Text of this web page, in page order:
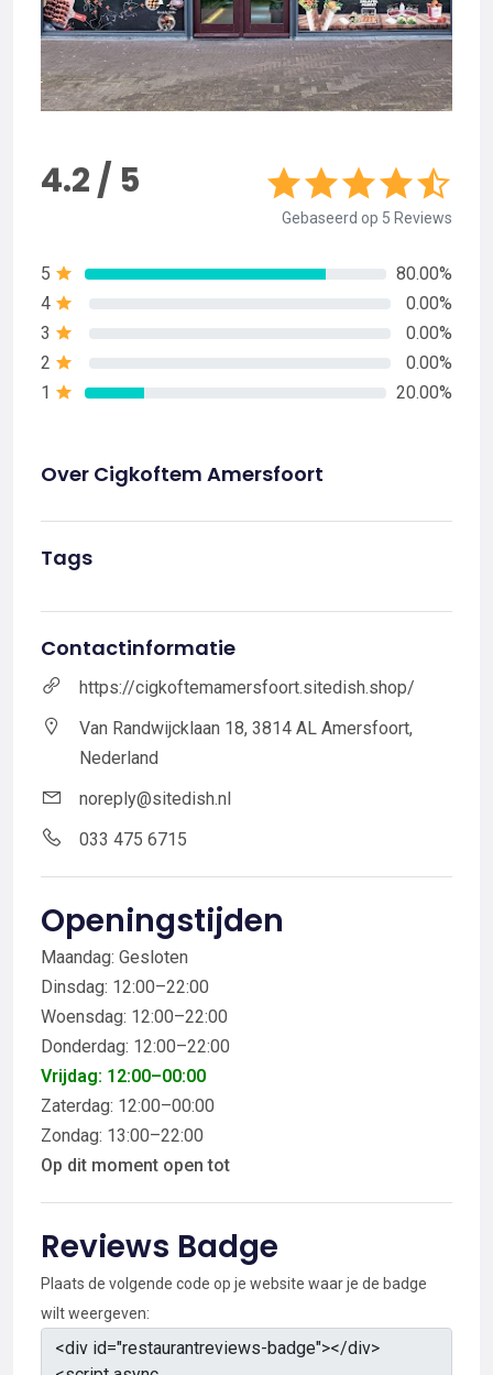
4.2 / 5
Gebaseerd op 5 Reviews
5
80.00%
4
0.00%
3
0.00%
2
0.00%
1
20.00%
Over Cigkoftem Amersfoort
Tags
Contactinformatie
https://cigkoftemamersfoort.sitedish.shop/
Van Randwijcklaan 18, 3814 AL Amersfoort,
Nederland
noreply@sitedish.nl
033 475 6715
Openingstijden
Maandag: Gesloten
Dinsdag: 12:00–22:00
Woensdag: 12:00–22:00
Donderdag: 12:00–22:00
Vrijdag: 12:00–00:00
Zaterdag: 12:00–00:00
Zondag: 13:00–22:00
Op dit moment open tot
Reviews Badge
Plaats de volgende code op je website waar je de badge
wilt weergeven: